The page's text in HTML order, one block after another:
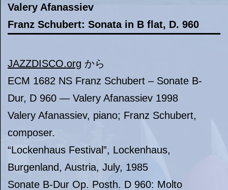
Valery Afanassiev
Franz Schubert: Sonata in B flat, D. 960
JAZZDISCO.org から
ECM 1682 NS Franz Schubert – Sonate B-
Dur, D 960 — Valery Afanassiev 1998
Valery Afanassiev, piano; Franz Schubert,
composer.
“Lockenhaus Festival”, Lockenhaus,
Burgenland, Austria, July, 1985
Sonate B-Dur Op. Posth. D 960: Molto